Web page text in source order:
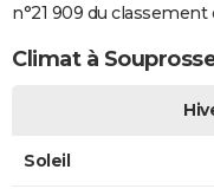
n°21 909 du classement
Climat à
Soleil